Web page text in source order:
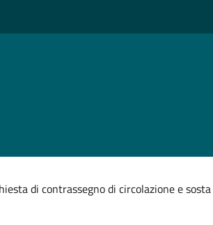
di contrassegno di circolazione e